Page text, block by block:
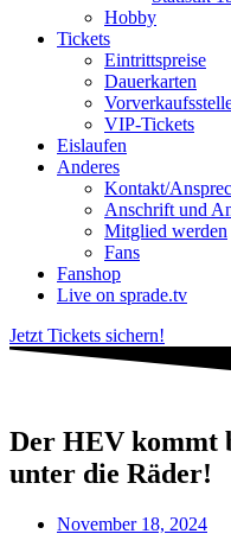
Hobby
Tickets
Eintrittspreise
Dauerkarten
VIP-Tickets
Eislaufen
Anderes
Kontakt/
Anschrift und
Mitglied werden
Fans
Fanshop
Live on sprade.tv
Jetzt Tickets sichern!
Der HEV kommt
unter die Räder!
November 18, 2024